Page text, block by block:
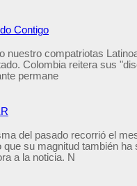
Contigo
nuestro compatriotas
Colombia reitera sus
permane
del pasado recorrió el
su magnitud también
a la noticia. N